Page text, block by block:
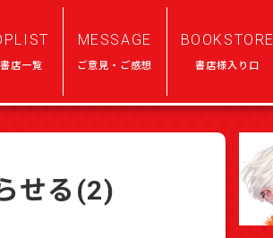
店一覧
MESSAGE
ご意見・ご感想
BOOKSTORE
書店様入り口
せる(2)